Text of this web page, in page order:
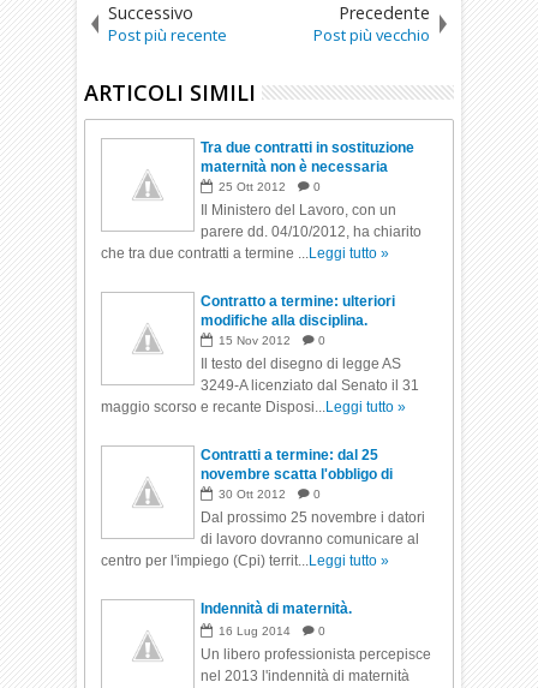
Successivo
Post più recente
Precedente
Post più vecchio
ARTICOLI SIMILI
Tra due contratti in sostituzione
maternità non è necessaria
l'interruzione di 60 o 90 giorni
25 Ott 2012 0
Il Ministero del Lavoro, con un
parere dd. 04/10/2012, ha chiarito
che tra due contratti a termine ...Leggi tutto »
Contratto a termine: ulteriori
modifiche alla disciplina.
15 Nov 2012 0
Il testo del disegno di legge AS
3249-A licenziato dal Senato il 31
maggio scorso e recante Disposi...Leggi tutto »
Contratti a termine: dal 25
novembre scatta l'obbligo di
comunicazione
30 Ott 2012 0
Dal prossimo 25 novembre i datori
di lavoro dovranno comunicare al
centro per l'impiego (Cpi) territ...Leggi tutto »
Indennità di maternità.
16 Lug 2014 0
Un libero professionista percepisce
nel 2013 l'indennità di maternità